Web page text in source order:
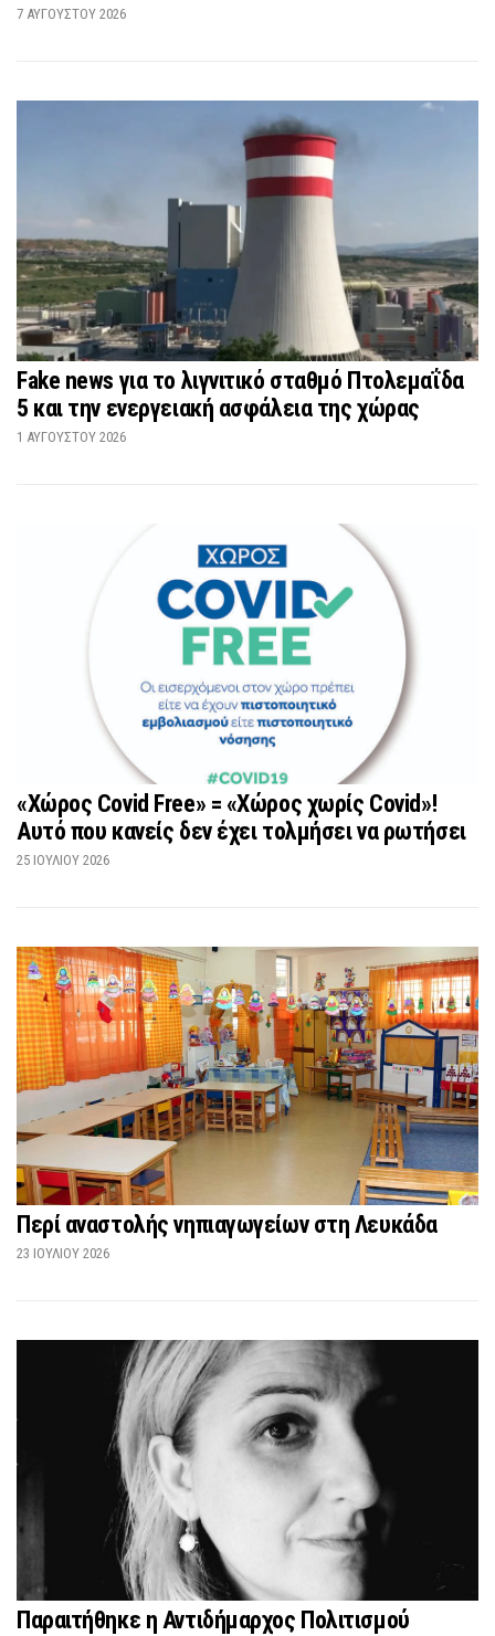
7 ΑΥΓΟΎΣΤΟΥ 2026
Fake news για το λιγνιτικό σταθμό Πτολεμαΐδα
5 και την ενεργειακή ασφάλεια της χώρας
1 ΑΥΓΟΎΣΤΟΥ 2026
«Χώρος Covid Free» = «Χώρος χωρίς Covid»!
Αυτό που κανείς δεν έχει τολμήσει να ρωτήσει
25 ΙΟΥΛΊΟΥ 2026
Περί αναστολής νηπιαγωγείων στη Λευκάδα
23 ΙΟΥΛΊΟΥ 2026
Παραιτήθηκε η Αντιδήμαρχος Πολιτισμού